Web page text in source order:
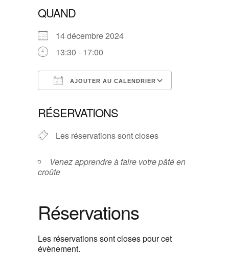
QUAND
14 décembre 2024
13:30 - 17:00
AJOUTER AU CALENDRIER
RÉSERVATIONS
Les réservations sont closes
Venez apprendre à faire votre pâté en
croûte
Réservations
Les réservations sont closes pour cet
évènement.